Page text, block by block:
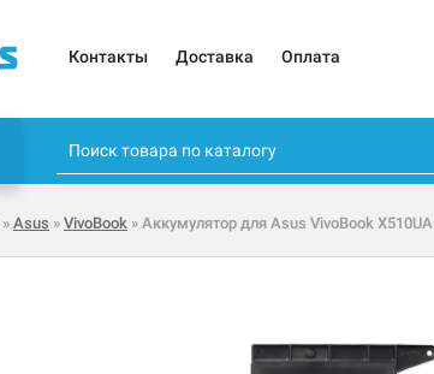
Контакты Доставка Оплата
» Asus » VivoBook » Аккумулятор для Asus VivoBook X510UA